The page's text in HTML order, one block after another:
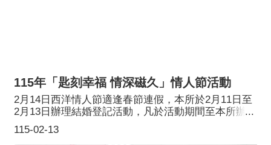
115年「匙刻幸福 情深磁久」情人節活動
115-02-13
2月14日西洋情人節適逢春節連假，本所於2月11日至
2月13日辦理結婚登記活動，凡於活動期間至本所辦理
結婚登記，即贈送「花束磁鐵香皂禮盒」與「玫瑰湯
匙組」，祝福新人時時刻刻幸福又甜蜜。